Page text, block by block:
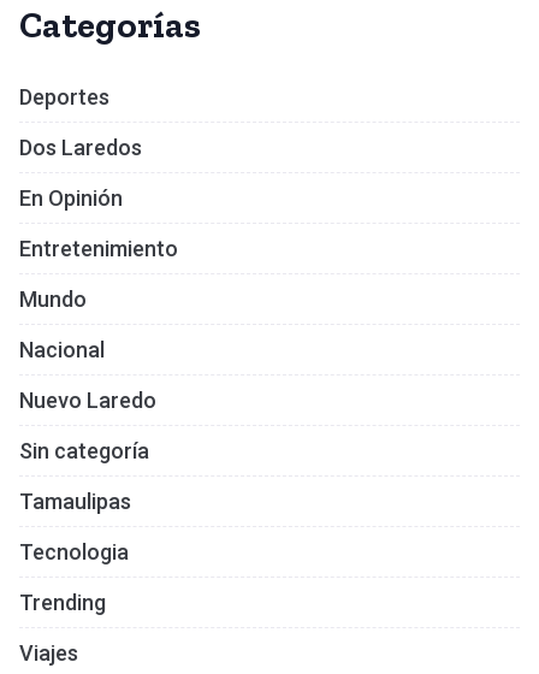
Categorías
Deportes
Dos Laredos
En Opinión
Entretenimiento
Mundo
Nacional
Nuevo Laredo
Sin categoría
Tamaulipas
Tecnologia
Trending
Viajes